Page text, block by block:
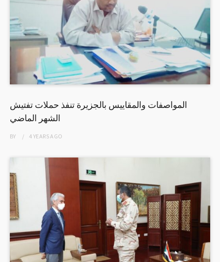
المواصفات والمقاييس بالجزيرة تنفذ حملات تفتيش
الشهر الماضي
BY 4 YEARSAGO